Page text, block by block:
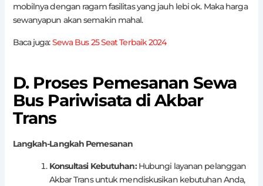
mobilnya dengan ragam fasilitas yang jauh lebi ok. Maka harga
sewanyapun akan semakin mahal.
Baca juga:Sewa Bus 25 Seat Terbaik 2024
D. Proses Pemesanan Sewa
Bus Pariwisata di Akbar
Trans
Langkah-Langkah Pemesanan
Konsultasi Kebutuhan:Hubungi layanan pelanggan
Akbar Trans untuk mendiskusikan kebutuhan Anda,